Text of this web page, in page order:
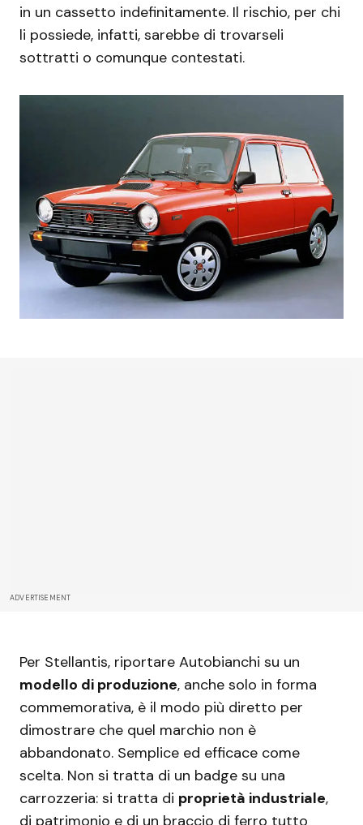
in un cassetto indefinitamente. Il rischio, per chi
li possiede, infatti, sarebbe di trovarseli
sottratti o comunque contestati.
ADVERTISEMENT
Per Stellantis, riportare Autobianchi su un
modello di produzione, anche solo in forma
commemorativa, è il modo più diretto per
dimostrare che quel marchio non è
abbandonato. Semplice ed efficace come
scelta. Non si tratta di un badge su una
carrozzeria: si tratta di proprietà industriale,
di patrimonio e di un braccio di ferro tutto